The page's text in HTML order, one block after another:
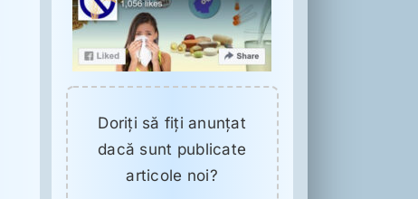
Doriţi să fiţi anunţat
dacă sunt publicate
articole noi?